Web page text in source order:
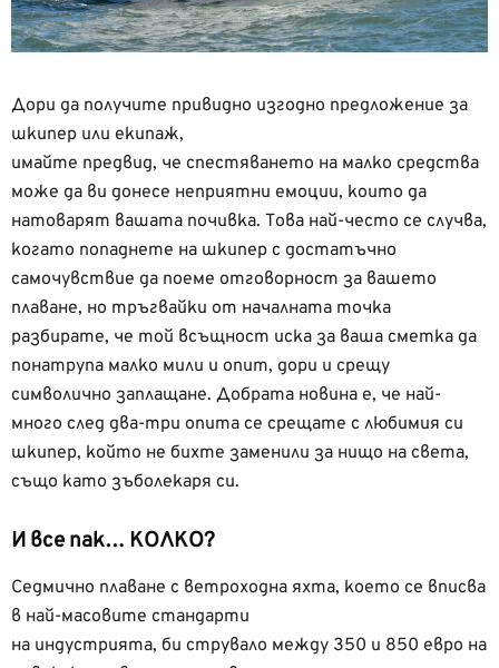
Дори да получите привидно изгодно предложение за
шкипер или екипаж,
имайте предвид, че спестяването на малко средства
може да ви донесе неприятни емоции, които да
натоварят вашата почивка. Това най-често се случва,
когато попаднете на шкипер с достатъчно
самочувствие да поеме отговорност за вашето
плаване, но тръгвайки от началната точка
разбирате, че той всъщност иска за ваша сметка да
понатрупа малко мили и опит, дори и срещу
символично заплащане. Добрата новина е, че най-
много след два-три опита се срещате с любимия си
шкипер, който не бихте заменили за нищо на света,
също като зъболекаря си.
И все пак… КОЛКО?
Седмично плаване с ветроходна яхта, което се вписва
в най-масовите стандарти
на индустрията, би струвало между 350 и 850 евро на